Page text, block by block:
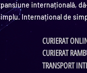
internațională,
Internațional de
CURIERAT
CURIERAT
TRANSPORT